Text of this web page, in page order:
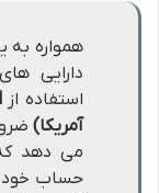
همواره به
دارایی
استفاده از
آمریکا)
می دهد
حساب خود